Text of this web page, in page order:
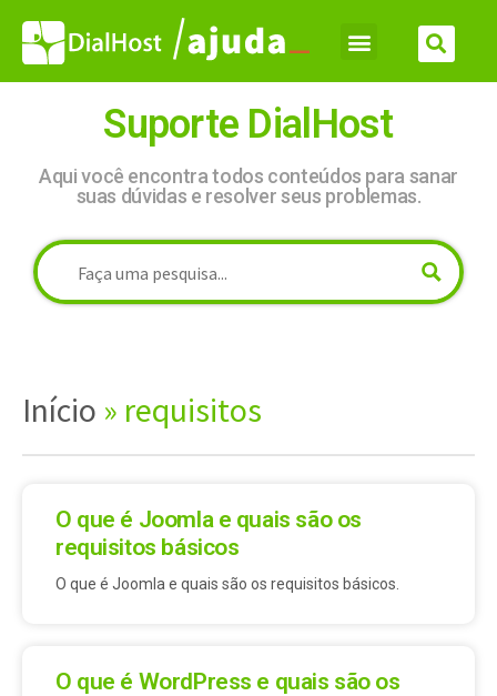
Suporte DialHost
Aqui você encontra todos conteúdos para sanar
suas dúvidas e resolver seus problemas.
Início » requisitos
O que é Joomla e quais são os
requisitos básicos
O que é Joomla e quais são os requisitos básicos.
O que é WordPress e quais são os